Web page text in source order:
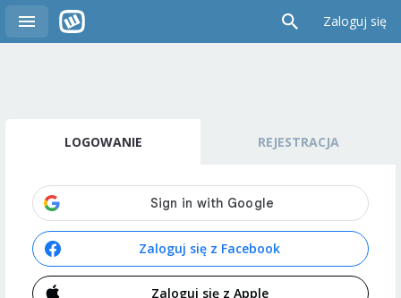
Zaloguj się
LOGOWANIE REJESTRACJA
Zaloguj się z Facebook
Zaloguj się z Apple